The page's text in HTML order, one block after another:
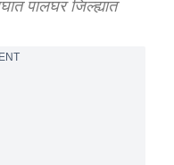
पालघर जिल्ह्यात